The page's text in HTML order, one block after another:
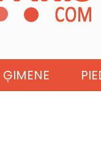
ĢIMENE